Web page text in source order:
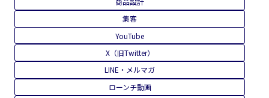
集客
YouTube
X（旧Twitter）
LINE・メルマガ
ローンチ動画